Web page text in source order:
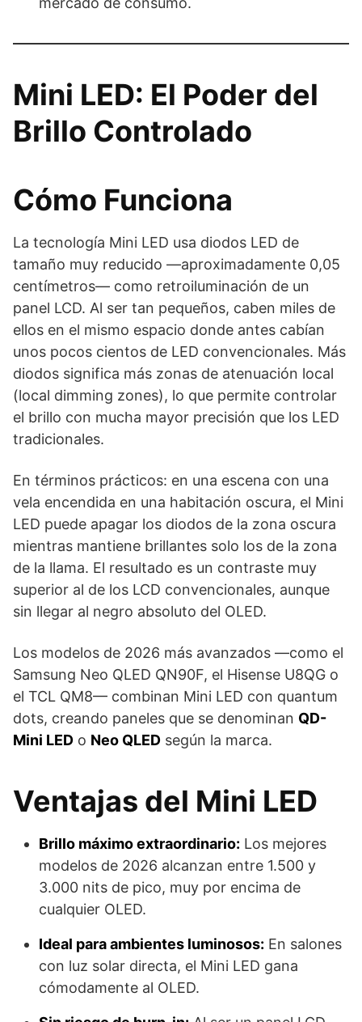
Mini LED: El Poder del
Brillo Controlado
Cómo Funciona
La tecnología Mini LED usa diodos LED de
tamaño muy reducido —aproximadamente 0,05
centímetros— como retroiluminación de un
panel LCD. Al ser tan pequeños, caben miles de
ellos en el mismo espacio donde antes cabían
unos pocos cientos de LED convencionales. Más
diodos significa más zonas de atenuación local
(local dimming zones), lo que permite controlar
el brillo con mucha mayor precisión que los LED
tradicionales.
En términos prácticos: en una escena con una
vela encendida en una habitación oscura, el Mini
LED puede apagar los diodos de la zona oscura
mientras mantiene brillantes solo los de la zona
de la llama. El resultado es un contraste muy
superior al de los LCD convencionales, aunque
sin llegar al negro absoluto del OLED.
Los modelos de 2026 más avanzados —como el
Samsung Neo QLED QN90F, el Hisense U8QG o
el TCL QM8— combinan Mini LED con quantum
dots, creando paneles que se denominan QD-
Mini LED o Neo QLED según la marca.
Ventajas del Mini LED
Brillo máximo extraordinario: Los mejores
modelos de 2026 alcanzan entre 1.500 y
3.000 nits de pico, muy por encima de
cualquier OLED.
Ideal para ambientes luminosos: En salones
con luz solar directa, el Mini LED gana
cómodamente al OLED.